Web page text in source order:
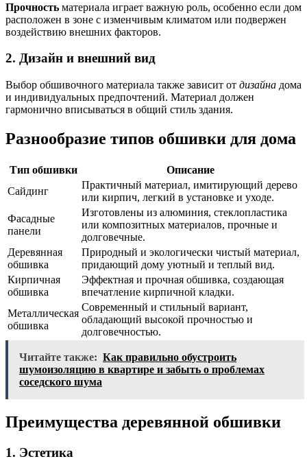
Прочность материала играет важную роль, особенно если дом
расположен в зоне с изменчивым климатом или подвержен
воздействию внешних факторов.
2. Дизайн и внешний вид
Выбор обшивочного материала также зависит от дизайна дома
и индивидуальных предпочтений. Материал должен
гармонично вписываться в общий стиль здания.
Разнообразие типов обшивки для дома
Тип обшивки
Описание
Сайдинг
Практичный материал, имитирующий дерево
или кирпич, легкий в установке и уходе.
Фасадные
панели
Изготовлены из алюминия, стеклопластика
или композитных материалов, прочные и
долговечные.
Деревянная
обшивка
Природный и экологически чистый материал,
придающий дому уютный и теплый вид.
Кирпичная
обшивка
Эффектная и прочная обшивка, создающая
впечатление кирпичной кладки.
Металлическая
обшивка
Современный и стильный вариант,
обладающий высокой прочностью и
долговечностью.
Читайте также: Как правильно обустроить
шумоизоляцию в квартире и забыть о проблемах
соседского шума
Преимущества деревянной обшивки
1. Эстетика